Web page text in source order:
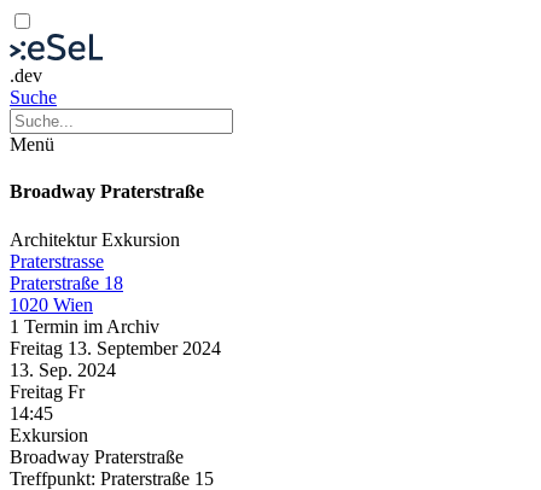
.dev
Suche
Menü
Broadway Praterstraße
ArchitekturExkursion
Praterstrasse
Praterstraße 18
1020 Wien
1 Termin im Archiv
Freitag 13. September 2024
13. Sep. 2024
Freitag Fr
14:45
Exkursion
Broadway Praterstraße
Treffpunkt: Praterstraße 15